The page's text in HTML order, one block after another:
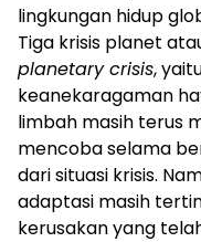
lingkungan hidup
Tiga krisis planet
planetary crisis,
keanekaragaman
limbah masih terus
mencoba selama
dari situasi krisis.
adaptasi masih
kerusakan yang